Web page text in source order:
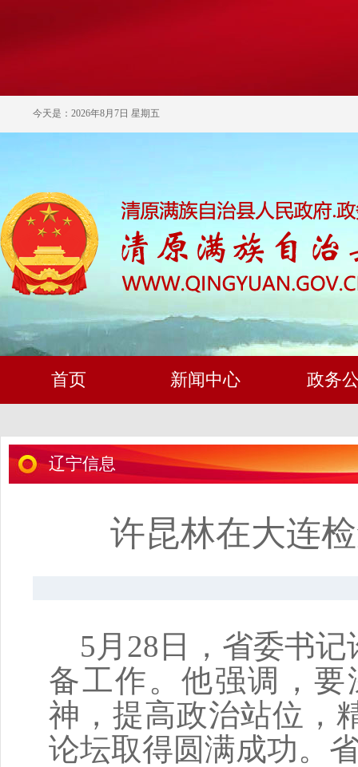
今天是：2026年8月7日 星期五
首页 新闻中心 政务
辽宁信息
许昆林在大连
5月28日，省委书记
备工作。他强调，
神，提高政治站位，
论坛取得圆满成功。